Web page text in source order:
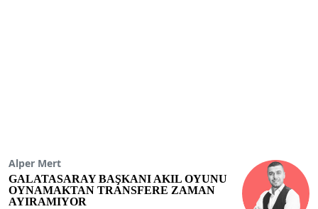
Alper Mert
GALATASARAY BAŞKANI AKIL OYUNU
OYNAMAKTAN TRANSFERE ZAMAN
AYIRAMIYOR